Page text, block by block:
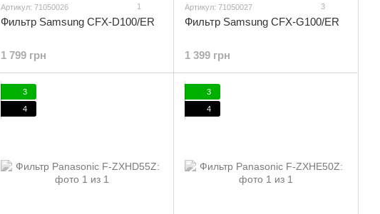
Артикул: 71050026 1
Фильтр Samsung CFX-D100/ER
1 799 грн
Артикул: 71050027 3
Фильтр Samsung CFX-G100/ER
1 399 грн
3
4
3
4